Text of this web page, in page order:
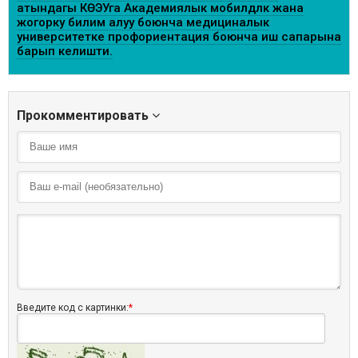
атындагы КӨЭУга Академиялык мобилдүүлүк жана
жогорку билим алуу боюнча медициналык
университетке профориентация боюнча иш сапарына
барып келишти.
Прокомментировать
Введите код с картинки:*